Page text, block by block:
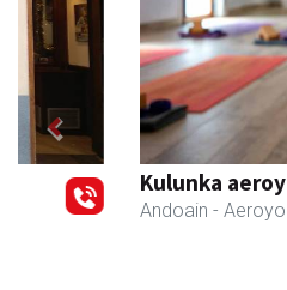
Kulunka aeroyoga zentroa
Andoain - Aeroyoga
Previous